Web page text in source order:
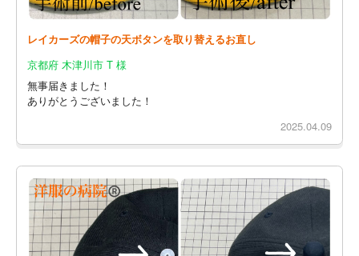
レイカーズの帽子の天ボタンを取り替えるお直し
京都府 木津川市 T 様
無事届きました！
ありがとうございました！
2025.04.09